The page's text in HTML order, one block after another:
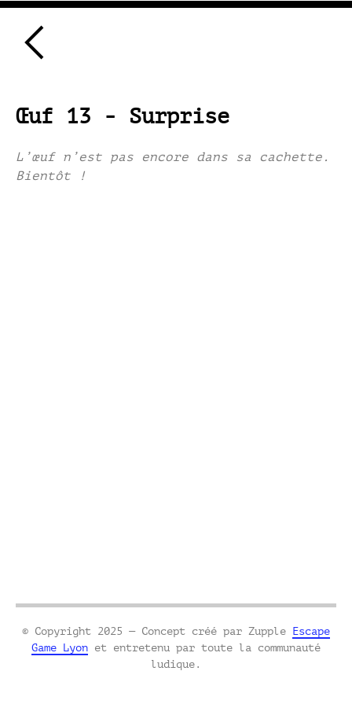
Œuf 13 - Surprise
L’œuf n’est pas encore dans sa cachette.
Bientôt !
© Copyright 2025 — Concept créé par Zupple
Escape
Game Lyon et entretenu par toute la communauté
ludique.